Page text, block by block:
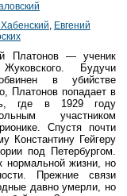
, Евгений
Платонов — ученик
Жуковского. Будучи
обвинен в убийстве
Платонов попадает в
где в 1929 году
участником
Спустя почти
Константину Гейгеру
под Петербургом.
нормальной жизни, но
Прежние связи
давно умерли, но